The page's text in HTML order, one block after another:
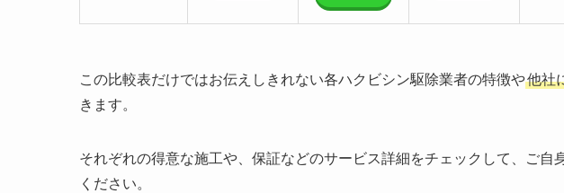
この比較表だけではお伝えしきれない各ハクビシン駆除業者の特徴や他社
きます。
それぞれの得意な施工や、保証などのサービス詳細をチェックして、ご自
ください。